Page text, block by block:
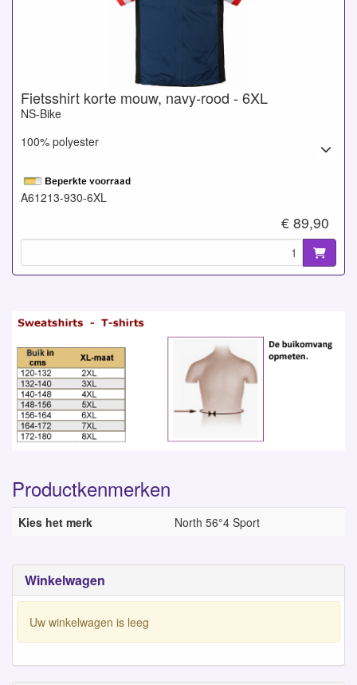
Winkelwagen
Uw winkelwagen is leeg
Fietsshirt korte mouw, navy-rood - 6XL
NS-Bike
100% polyester
A61213-930-6XL
€ 89,90
Productkenmerken
Kies het merk North 56°4 Sport